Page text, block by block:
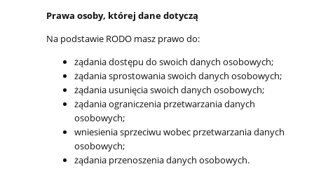
Prawa osoby, której dane dotyczą
Na podstawie RODO masz prawo do:
żądania dostępu do swoich danych osobowych;
żądania sprostowania swoich danych osobowych;
żądania usunięcia swoich danych osobowych;
żądania ograniczenia przetwarzania danych
osobowych;
wniesienia sprzeciwu wobec przetwarzania danych
osobowych;
żądania przenoszenia danych osobowych.